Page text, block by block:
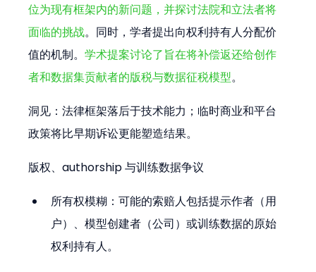
位为现有框架内的新问题，并探讨法院和立法者将
面临的挑战。同时，学者提出向权利持有人分配价
值的机制。学术提案讨论了旨在将补偿返还给创作
者和数据集贡献者的版税与数据征税模型。
洞见：法律框架落后于技术能力；临时商业和平台
政策将比早期诉讼更能塑造结果。
版权、authorship 与训练数据争议
所有权模糊：可能的索赔人包括提示作者（用
户）、模型创建者（公司）或训练数据的原始
权利持有人。